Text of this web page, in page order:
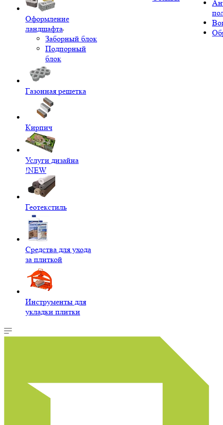
Оформление
ландшафта
Заборный блок
Подпорный
блок
Газонная решетка
Кирпич
Услуги дизайна
!NEW
Геотекстиль
Средства для ухода
за плиткой
Инструменты для
укладки плитки